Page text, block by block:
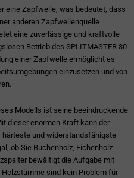
eine Zapfwelle, was bedeutet, dass
anderen Zapfwellenquelle
eine zuverlässige und kraftvolle
Betrieb des SPLITMASTER 30
einer Zapfwelle ermöglicht es
einzusetzen und von
Modells ist seine beeindruckende
dieser enormen Kraft kann der
härteste und widerstandsfähigste
ob Sie Buchenholz, Eichenholz
bewältigt die Aufgabe mit
sind kein Problem für